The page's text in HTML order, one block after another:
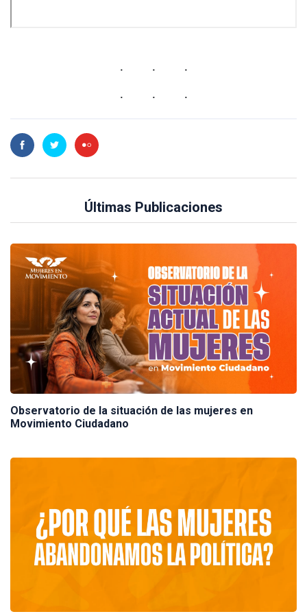
Últimas Publicaciones
Observatorio de la situación de las mujeres en
Movimiento Ciudadano